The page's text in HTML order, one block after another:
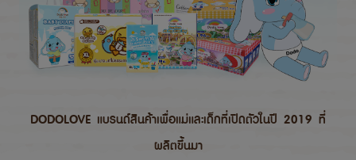
DODOLOVE แบรนด์สินค้าเพื่อแม่และเด็กที่เปิดตัวในปี 2019 ที่
ผลิตขึ้นมา